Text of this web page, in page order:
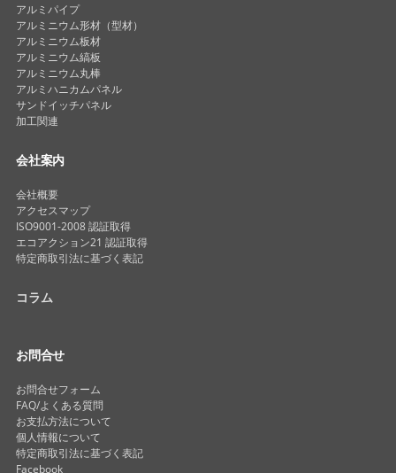
アルミパイプ
アルミニウム形材（型材）
アルミニウム板材
アルミニウム縞板
アルミニウム丸棒
アルミハニカムパネル
サンドイッチパネル
加工関連
会社案内
会社概要
アクセスマップ
ISO9001-2008 認証取得
エコアクション21 認証取得
特定商取引法に基づく表記
コラム
お問合せ
お問合せフォーム
FAQ/よくある質問
お支払方法について
個人情報について
特定商取引法に基づく表記
Facebook